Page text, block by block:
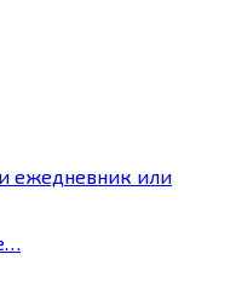
ежедневник или